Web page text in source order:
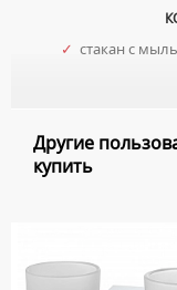
✓ стакан с
Другие
купить